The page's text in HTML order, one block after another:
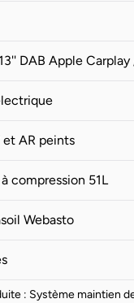
DAB Apple
et AR peints
compression 51L
Webasto
: Système maintien